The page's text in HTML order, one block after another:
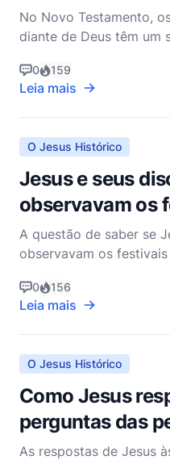
No Novo Testamento,
diante de Deus têm um
Seus ensinamentos não
revolucionários para a
ressoar profundamente
falou extensivamente
0 159
Leia mais
O Jesus Histórico
Jesus e seus
observavam os
A questão de saber se
observavam os
cultural do Novo
cristã não
discípulos realmente
judaicos. Esta
0 156
Leia mais
O Jesus Histórico
Como Jesus
perguntas das
As respostas de Jesus